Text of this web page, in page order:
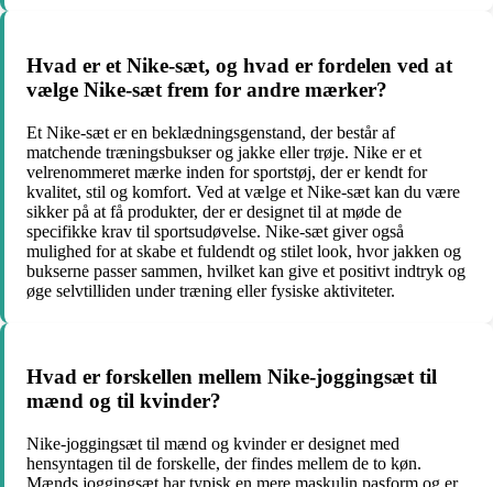
Hvad er et Nike-sæt, og hvad er fordelen ved at
vælge Nike-sæt frem for andre mærker?
Et Nike-sæt er en beklædningsgenstand, der består af
matchende træningsbukser og jakke eller trøje. Nike er et
velrenommeret mærke inden for sportstøj, der er kendt for
kvalitet, stil og komfort. Ved at vælge et Nike-sæt kan du være
sikker på at få produkter, der er designet til at møde de
specifikke krav til sportsudøvelse. Nike-sæt giver også
mulighed for at skabe et fuldendt og stilet look, hvor jakken og
bukserne passer sammen, hvilket kan give et positivt indtryk og
øge selvtilliden under træning eller fysiske aktiviteter.
Hvad er forskellen mellem Nike-joggingsæt til
mænd og til kvinder?
Nike-joggingsæt til mænd og kvinder er designet med
hensyntagen til de forskelle, der findes mellem de to køn.
Mænds joggingsæt har typisk en mere maskulin pasform og er